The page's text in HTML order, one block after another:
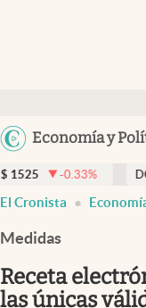
Economía y
Members
Economía y Política
Finanzas y Mercados
Mercados Online
Negocios
% DÓLAR TARJETA
El Cronista
Medidas
Receta
las únicas